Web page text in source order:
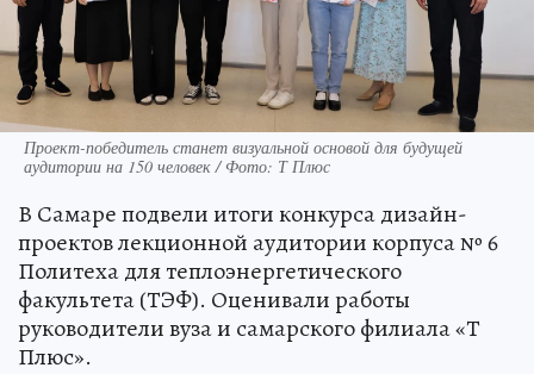
Проект-победитель станет визуальной основой для будущей
аудитории на 150 человек / Фото: Т Плюс
В Самаре подвели итоги конкурса дизайн-
проектов лекционной аудитории корпуса № 6
Политеха для теплоэнергетического
факультета (ТЭФ). Оценивали работы
руководители вуза и самарского филиала «Т
Плюс».